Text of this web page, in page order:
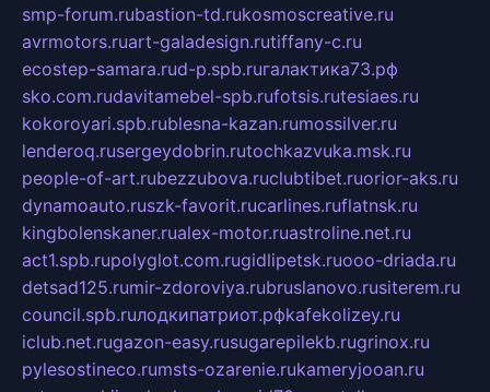
smp-forum.rubastion-td.rukosmoscreative.ru
avrmotors.ruart-galadesign.rutiffany-c.ru
ecostep-samara.rud-p.spb.ruгалактика73.рф
sko.com.rudavitamebel-spb.rufotsis.rutesiaes.ru
kokoroyari.spb.rublesna-kazan.rumossilver.ru
lenderoq.rusergeydobrin.rutochkazvuka.msk.ru
people-of-art.rubezzubova.ruclubtibet.ruorior-aks.ru
dynamoauto.ruszk-favorit.rucarlines.ruflatnsk.ru
kingbolenskaner.rualex-motor.ruastroline.net.ru
act1.spb.rupolyglot.com.rugidlipetsk.ruooo-driada.ru
detsad125.rumir-zdoroviya.rubruslanovo.rusiterem.ru
council.spb.ruлодкипатриот.рфkafekolizey.ru
iclub.net.rugazon-easy.rusugarepilekb.rugrinox.ru
pylesostineco.rumsts-ozarenie.rukameryjooan.ru